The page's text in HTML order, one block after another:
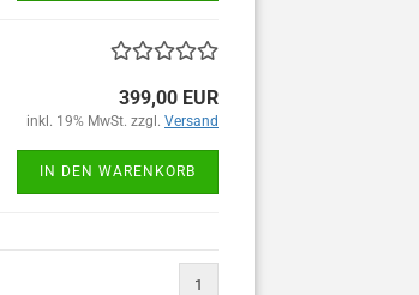
399,00 EUR
inkl. 19% MwSt. zzgl. Versand
IN DEN WARENKORB
1